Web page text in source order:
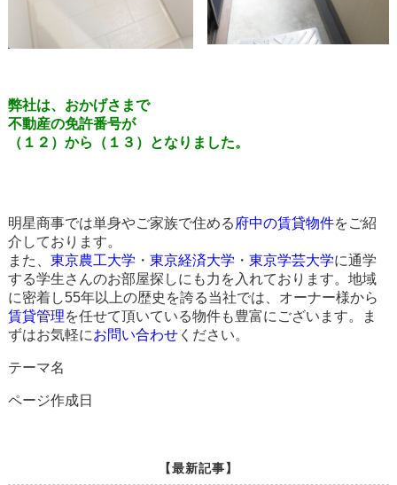
弊社は、おかげさまで
不動産の免許番号が
（１２）から（１３）となりました。
明星商事では単身やご家族で住める 府中の賃貸物件をご紹
介しております。
また、 東京農工大学 ・ 東京経済大学 ・ 東京学芸大学に通学
する学生さんのお部屋探しにも力を入れております。地域
に密着し55年以上の歴史を誇る当社では、オーナー様から
賃貸管理を任せて頂いている物件も豊富にございます。ま
ずはお気軽にお問い合わせください。
テーマ名
ページ作成日
【最新記事】